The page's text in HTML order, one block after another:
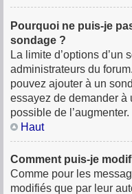
Pourquoi ne puis-je
sondage ?
La limite d’options
administrateurs du
pouvez ajouter à un
essayez de demander à
possible de l’augmenter.
Haut
Comment puis-je
Comme pour les
modifiés que par leur